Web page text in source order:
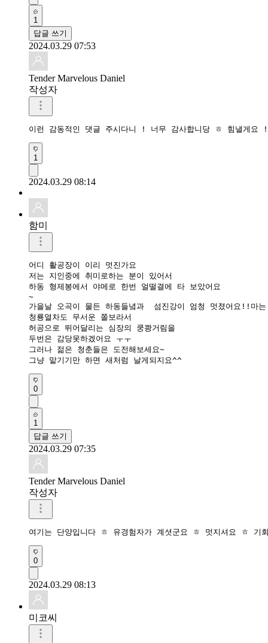
1
답글 쓰기
2024.03.29 07:53
Tender Marvelous Daniel
작성자
이런 감동적인 댓글 주시다니 ! 너무 감사합니당 ㅎ 힘낼게
1
2024.03.29 08:14
함미
어디 활공장이 이리 멋진가요
저는 지인중에 취미로하는 분이 있어서
하동 형제봉에서 야메로 한번 얼떨결에 타 보았어요
~
가을날 오곡이 물든 하동들녘과  섬진강이 엄청 멋졌어요!!마는
청룡열차도 무서운 쫄보라서
허공으로 뛰어달리는 심장의 쿵쾅거림을
두번은 감당못하겠어요 ㅜㅜ
그러나 젊은 청춘들은 도전해보세요~
0
1
답글 쓰기
2024.03.29 07:35
Tender Marvelous Daniel
작성자
여기는 단양입니다 ㅎ 유경험자가 계셧군요 ㅎ 멋지셔요 ㅎ
0
2024.03.29 08:13
미코씨